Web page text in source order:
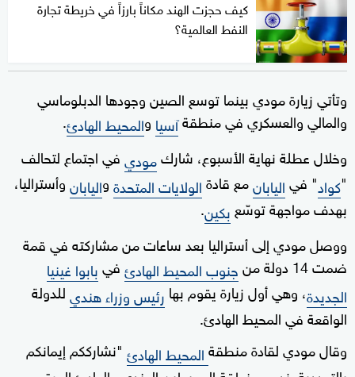
كيف حجزت الهند مكاناً بارزاً في خريطة تجارة
النفط العالمية؟
وتأتي زيارة مودي بينما توسع الصين وجودها الدبلوماسي
والمالي والعسكري في منطقةآسيا والمحيط الهادئ.
وخلال عطلة نهاية الأسبوع، شاركموديفي اجتماع لتحالف
"كواد" فياليابانمع قادةالولايات المتحدةواليابانوأستراليا،
بهدف مواجهة توسّع بكين.
ووصل مودي إلى أستراليا بعد ساعات من مشاركته في قمة
ضمت 14 دولة من
جنوب المحيط الهادئفيبابوا غينيا
الجديدة، وهي أول زيارة يقوم بها رئيس وزراء هنديللدولة
الواقعة في المحيط الهادئ.
وقال مودي لقادة منطقةالمحيط الهادئ "نشارككم إيمانكم